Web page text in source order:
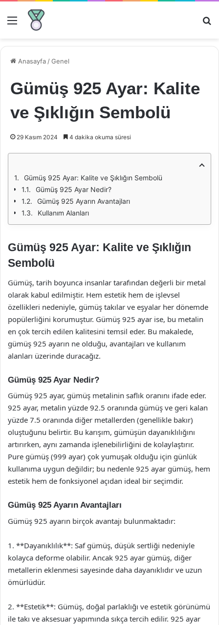
Menü
Anasayfa /Genel
Gümüş 925 Ayar: Kalite
ve Şıklığın Sembolü
29 Kasım 2024 4 dakika okuma süresi
Gümüş 925 Ayar: Kalite ve Şıklığın Sembolü
Gümüş 925 Ayar Nedir?
Gümüş 925 Ayarın Avantajları
Kullanım Alanları
Gümüş 925 Ayar: Kalite ve Şıklığın
Sembolü
Gümüş, tarih boyunca insanlar tarafından değerli bir metal
olarak kabul edilmiştir. Hem estetik hem de işlevsel
özellikleri nedeniyle, gümüş takılar ve eşyalar her dönemde
popülerliğini korumuştur. Gümüş 925 ayar ise, bu metalin
en çok tercih edilen kalitesini temsil eder. Bu makalede,
gümüş 925 ayarın ne olduğu, avantajları ve kullanım
alanları üzerinde duracağız.
Gümüş 925 Ayar Nedir?
Gümüş 925 ayar, gümüş metalinin saflık oranını ifade eder.
925 ayar, metalin yüzde 92.5 oranında gümüş ve geri kalan
yüzde 7.5 oranında diğer metallerden (genellikle bakır)
oluştuğunu belirtir. Bu karışım, gümüşün dayanıklılığını
artırırken, aynı zamanda işlenebilirliğini de kolaylaştırır.
Pure gümüş (999 ayar) çok yumuşak olduğu için günlük
kullanıma uygun değildir; bu nedenle 925 ayar gümüş, hem
estetik hem de fonksiyonel açıdan ideal bir seçimdir.
Gümüş 925 Ayarın Avantajları
Gümüş 925 ayarın birçok avantajı bulunmaktadır:
1. **Dayanıklılık**: Saf gümüş, düşük sertliği nedeniyle
kolayca deforme olabilir. Ancak 925 ayar gümüş, diğer
metallerin eklenmesi sayesinde daha dayanıklıdır ve uzun
ömürlüdür.
2. **Estetik**: Gümüş, doğal parlaklığı ve estetik görünümü
ile takı ve aksesuar yapımında sıkça tercih edilir. 925 ayar